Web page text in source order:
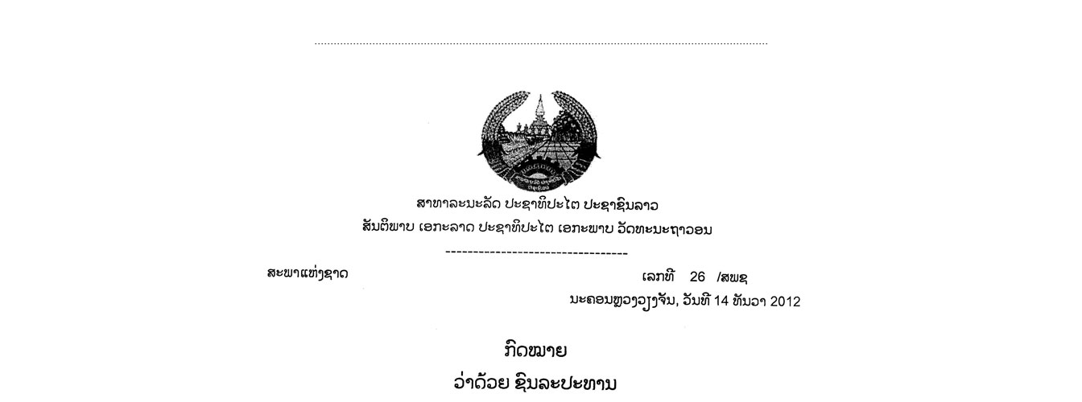
.............................................................................................................................................